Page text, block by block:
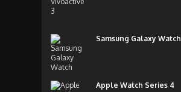
Samsung Galaxy Watch
Apple Watch Series 4